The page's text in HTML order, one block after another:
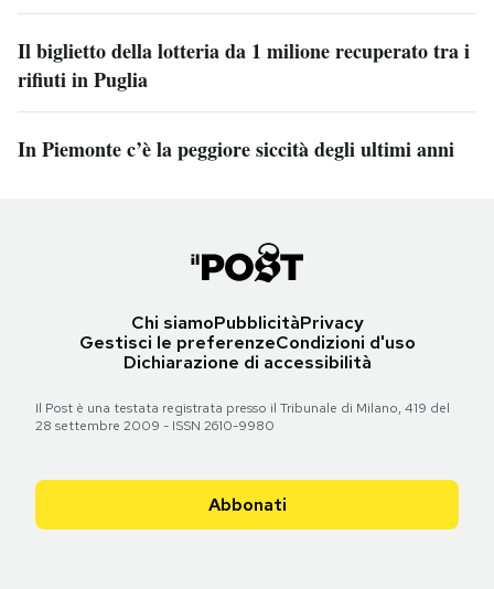
Il biglietto della lotteria da 1 milione recuperato tra i
rifiuti in Puglia
In Piemonte c’è la peggiore siccità degli ultimi anni
Chi siamoPubblicitàPrivacy
Gestisci le preferenzeCondizioni d'uso
Dichiarazione di accessibilità
Il Post è una testata registrata presso il Tribunale di Milano, 419 del
28 settembre 2009 - ISSN 2610-9980
Abbonati